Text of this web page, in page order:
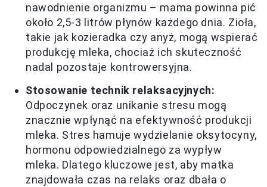
nawodnienie organizmu – mama powinna pić
około 2,5-3 litrów płynów każdego dnia. Zioła,
takie jak kozieradka czy anyż, mogą wspierać
produkcję mleka, chociaż ich skuteczność
nadal pozostaje kontrowersyjna.
Stosowanie technik relaksacyjnych:
Odpoczynek oraz unikanie stresu mogą
znacznie wpłynąć na efektywność produkcji
mleka. Stres hamuje wydzielanie oksytocyny,
hormonu odpowiedzialnego za wypływ
mleka. Dlatego kluczowe jest, aby matka
znajdowała czas na relaks oraz dbała o